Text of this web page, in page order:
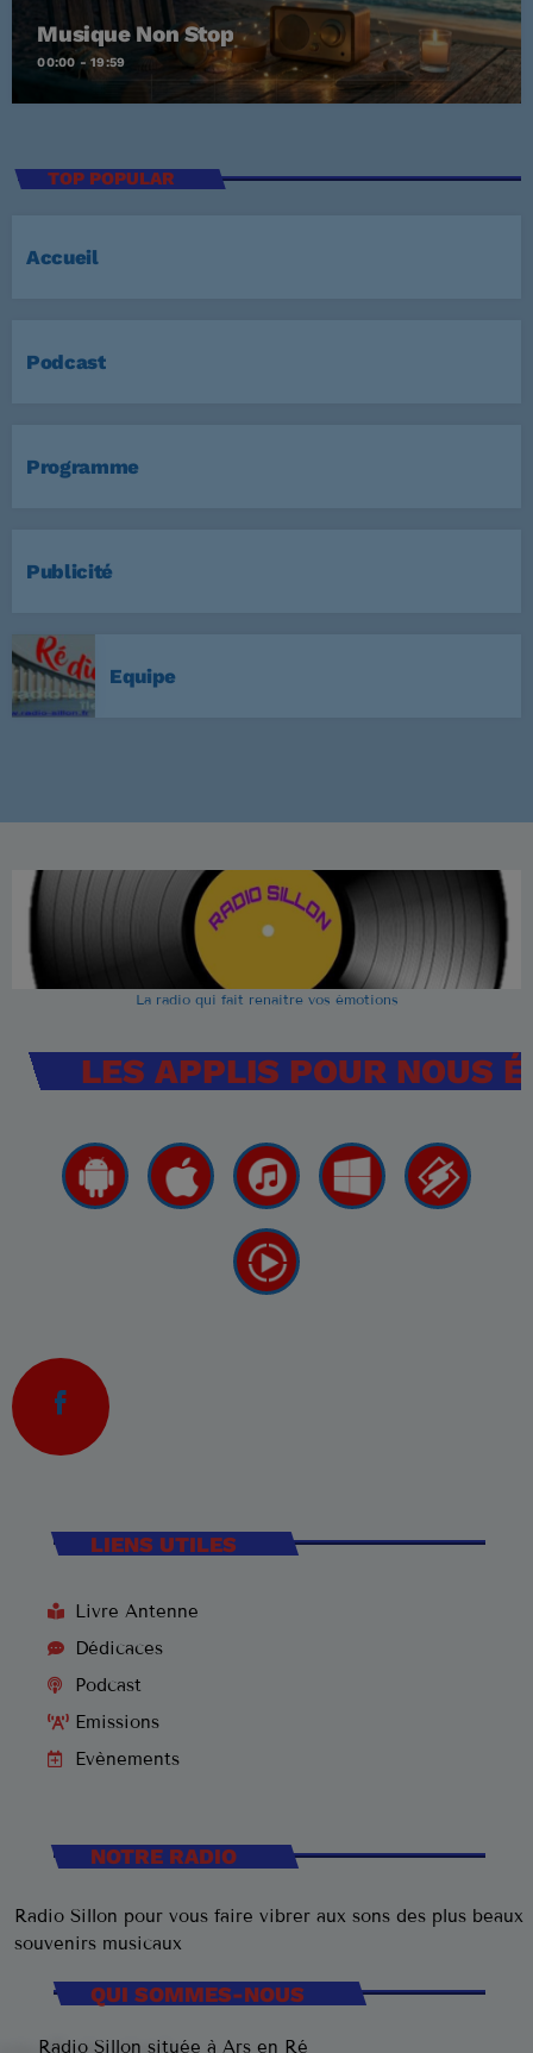
Musique Non Stop
00:00 - 19:59
TOP POPULAR
Accueil
Podcast
Programme
Publicité
Equipe
La radio qui fait renaitre vos émotions
LES APPLIS POUR NOUS
LIENS UTILES
Livre Antenne
Dédicaces
Podcast
Emissions
Evènements
NOTRE RADIO
Radio Sillon pour vous faire vibrer aux sons des plus beaux
souvenirs musicaux
QUI SOMMES-NOUS
Radio Sillon située à Ars en Ré